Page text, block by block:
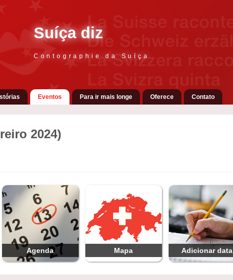
Suíça diz
Contographie da Suíça
Eventos Para ir mais longe Oferece Contato
2024)
Agenda Mapa Adicionar data